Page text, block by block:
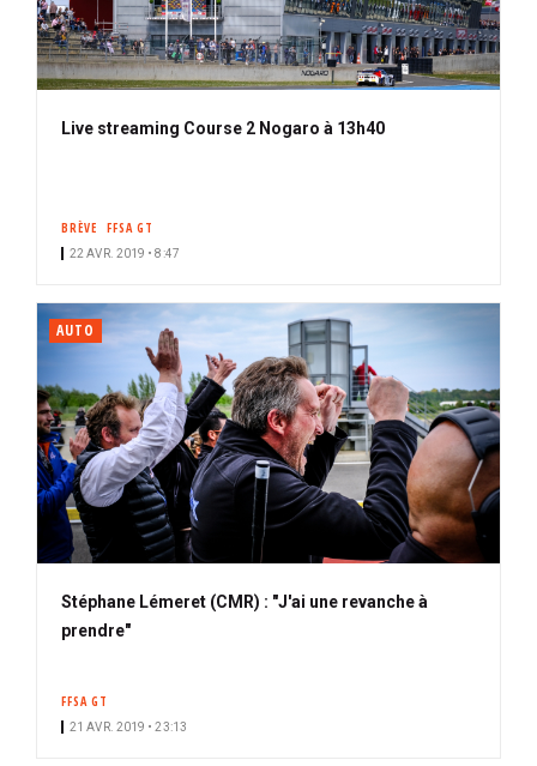
Live streaming Course 2 Nogaro à 13h40
BRÈVE FFSA GT
22 AVR. 2019 • 8:47
AUTO
Stéphane Lémeret (CMR) : "J'ai une revanche à
prendre"
FFSA GT
21 AVR. 2019 • 23:13